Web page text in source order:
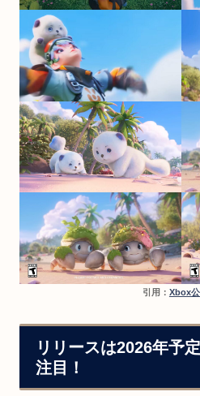
引用： Xbox
リリースは2026年予
注目！